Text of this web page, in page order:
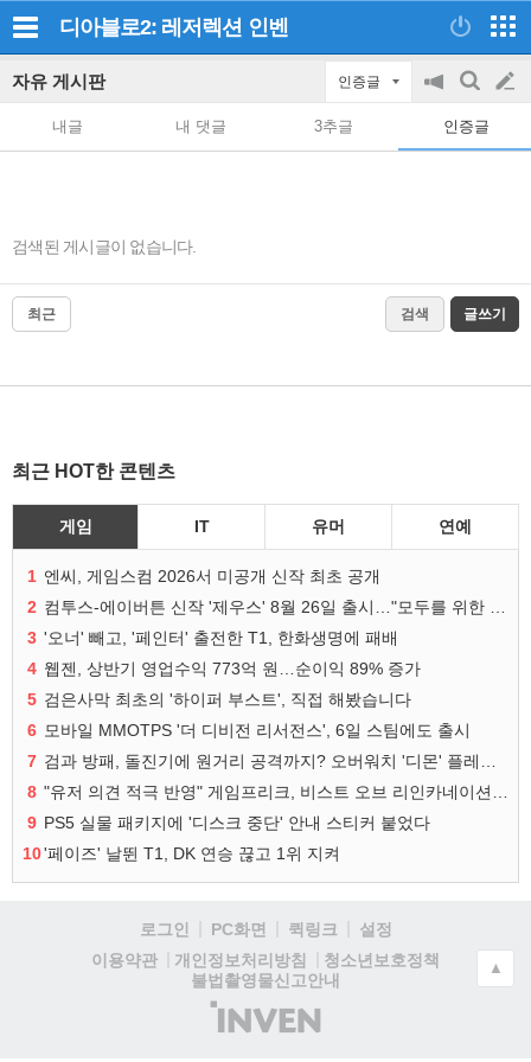
디아블로2: 레저렉션 인벤
자유 게시판 인증글
공
on/off
검
색
글
쓰
내글 내 댓글 3추글 인증글
검색된 게시글이 없습니다.
최근 검색 글쓰기
최근 HOT한 콘텐츠
게임 IT 유머 연예
1 엔씨, 게임스컴 2026서 미공개 신작 최초 공개
2
3 '오너' 빼고, '페인터' 출전한 T1, 한화생명에 패배
4 웹젠, 상반기 영업수익 773억 원…순이익 89% 증가
5 검은사막 최초의 '하이퍼 부스트', 직접 해봤습니다
6 모바일 MMOTPS '더 디비전 리서전스', 6일 스팀에도 출시
7
8
9 PS5 실물 패키지에 '디스크 중단' 안내 스티커 붙었다
10'페이즈' 날뛴 T1, DK 연승 끊고 1위 지켜
로그인 PC화면 퀵링크
설정
이용약관
개인정보처리방침
청소년보호정책
불법촬영물신고안내
(주)
인
▲